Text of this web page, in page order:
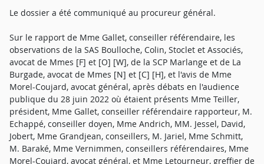
Le dossier a été communiqué au procureur général.
Sur le rapport de Mme Gallet, conseiller référendaire, les
observations de la SAS Boulloche, Colin, Stoclet et Associés,
avocat de Mmes [F] et [O] [W], de la SCP Marlange et de La
Burgade, avocat de Mmes [N] et [C] [H], et l'avis de Mme
Morel-Coujard, avocat général, après débats en l'audience
publique du 28 juin 2022 où étaient présents Mme Teiller,
président, Mme Gallet, conseiller référendaire rapporteur, M.
Echappé, conseiller doyen, Mme Andrich, MM. Jessel, David,
Jobert, Mme Grandjean, conseillers, M. Jariel, Mme Schmitt,
M. Baraké, Mme Vernimmen, conseillers référendaires, Mme
Morel-Coujard, avocat général, et Mme Letourneur, greffier de